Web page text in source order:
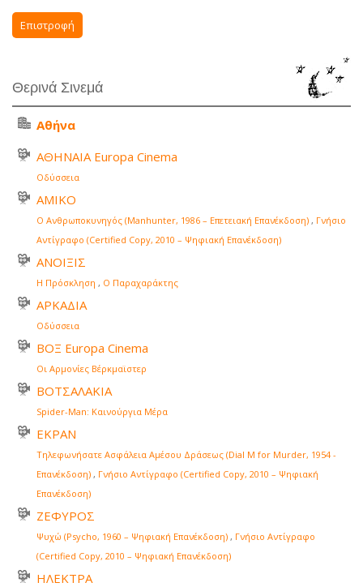
Επιστροφή
Θερινά Σινεμά
Αθήνα
ΑΘΗΝΑΙΑ Europa Cinema
Οδύσσεια
ΑΜΙΚΟ
Ο Ανθρωποκυνηγός (Manhunter, 1986 – Επετειακή Επανέκδοση) , Γνήσιο
Αντίγραφο (Certified Copy, 2010 – Ψηφιακή Επανέκδοση)
ΑΝΟΙΞΙΣ
Η Πρόσκληση , Ο Παραχαράκτης
ΑΡΚΑΔΙΑ
Οδύσσεια
ΒΟΞ Europa Cinema
Οι Αρμονίες Βέρκμαϊστερ
ΒΟΤΣΑΛΑΚΙΑ
Spider-Man: Καινούργια Μέρα
ΕΚΡΑΝ
Τηλεφωνήσατε Ασφάλεια Αμέσου Δράσεως (Dial M for Murder, 1954 -
Επανέκδοση) , Γνήσιο Αντίγραφο (Certified Copy, 2010 – Ψηφιακή
Επανέκδοση)
ΖΕΦΥΡΟΣ
Ψυχώ (Psycho, 1960 – Ψηφιακή Επανέκδοση) , Γνήσιο Αντίγραφο
(Certified Copy, 2010 – Ψηφιακή Επανέκδοση)
ΗΛΕΚΤΡΑ